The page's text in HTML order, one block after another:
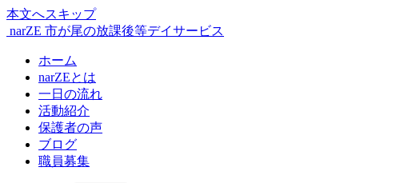
本文へスキップ
narZE 市が尾の放課後等デイサービス
ホーム
narZEとは
一日の流れ
活動紹介
保護者の声
ブログ
職員募集